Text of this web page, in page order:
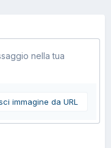
nella tua
immagine da URL